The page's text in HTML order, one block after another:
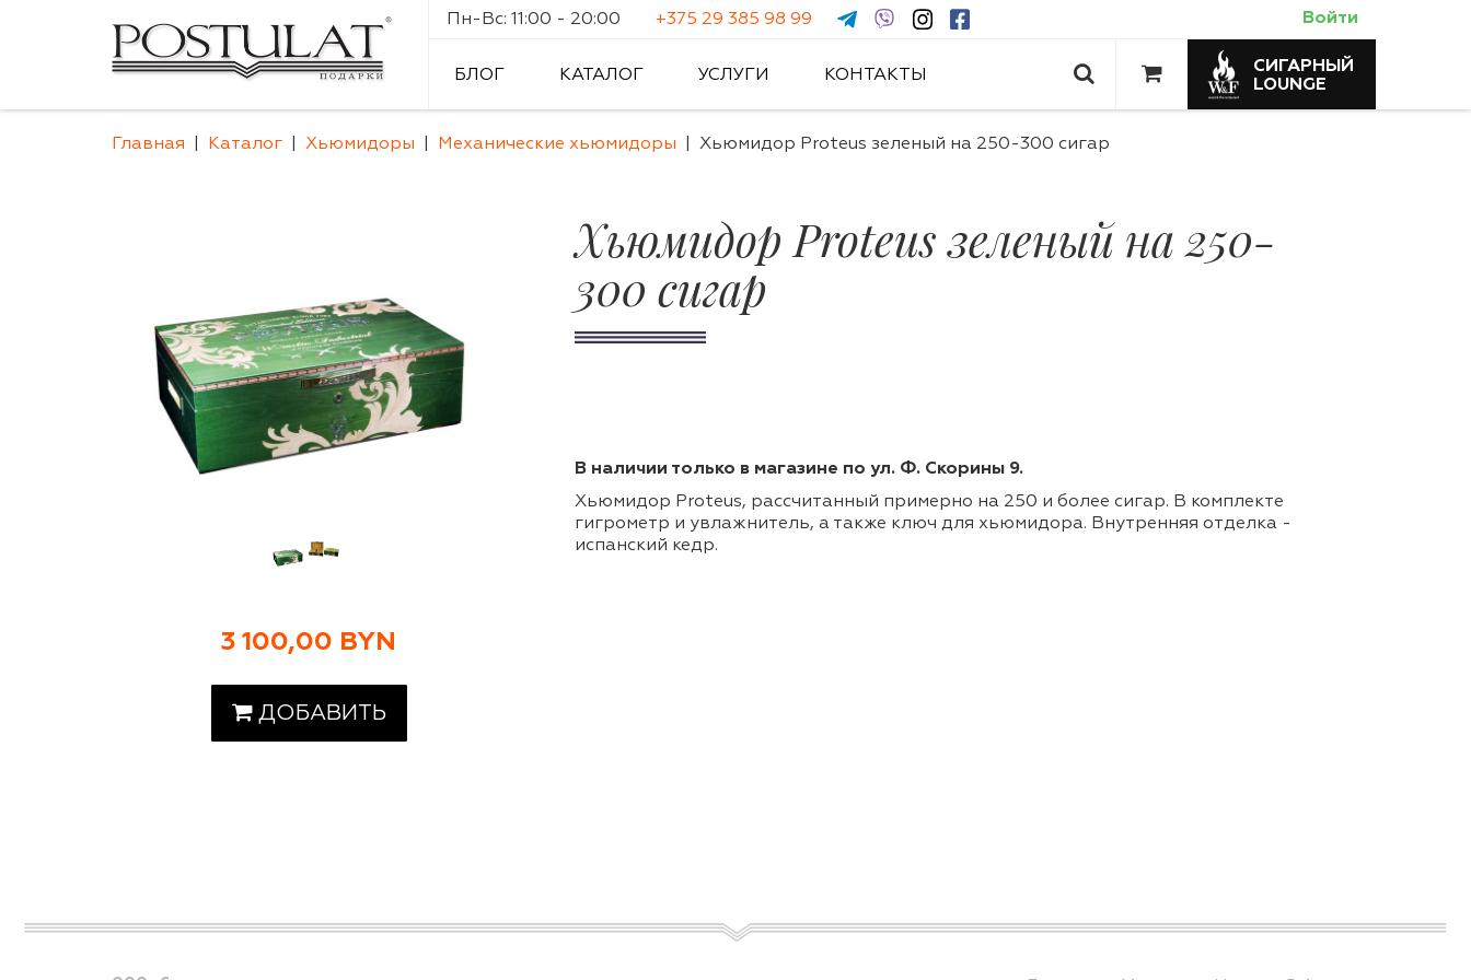
Пн-Вс: 11:00 - 20:00 +375 29 385 98 99 Войти
БЛОГ КАТАЛОГ УСЛУГИ КОНТАКТЫ
СИГАРНЫЙ
LOUNGE
Главная Каталог Хьюмидоры Механические хьюмидоры Хьюмидор Proteus зеленый на 250-300 сигар
Хьюмидор Proteus зеленый на 250-
300 сигар
3 100,00 BYN
ДОБАВИТЬ
В наличии только в магазине по ул. Ф. Скорины 9.
Хьюмидор Proteus, рассчитанный примерно на 250 и более сигар. В комплекте
гигрометр и увлажнитель, а также ключ для хьюмидора. Внутренняя отделка -
испанский кедр.